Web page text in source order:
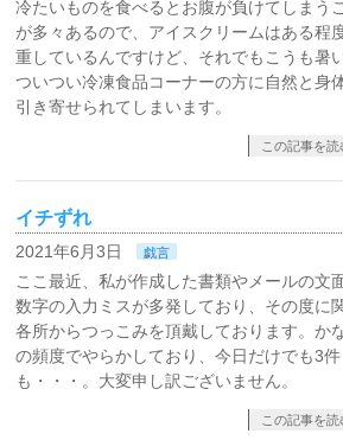
冷たいものを食べるとお腹が負けてしまう
が多々あるので、アイスクリームはある程
重しているんですけど、それでもこうも暑
ついつい冷凍食品コーナーの方に自然と身
引き寄せられてしまいます。
この記事を読
イチずれ
2021年6月3日 戯言
ここ最近、私が作成した書類やメールの文
数字の入力ミスが多発しており、その度に
各所からつっこみを頂戴しております。か
の頻度でやらかしており、今日だけでも3件
も・・・。大変申し訳ございません。
この記事を読